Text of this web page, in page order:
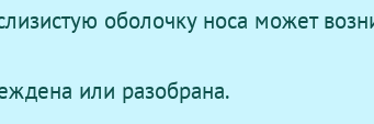
оболочку носа может
или разобрана.